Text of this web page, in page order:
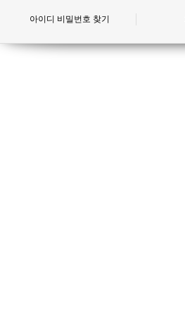
아이디 비밀번호 찾기